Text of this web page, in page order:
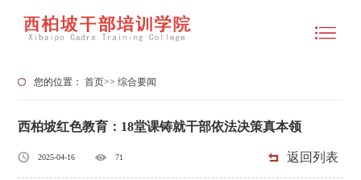
您的位置：首页>>综合要闻
西柏坡红色教育：18堂课铸就干部依法决策真本领
2025-04-16 71 返回列表